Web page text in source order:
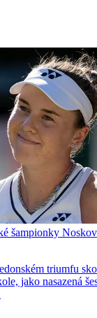
šampionky
triumfu
jako nasazená